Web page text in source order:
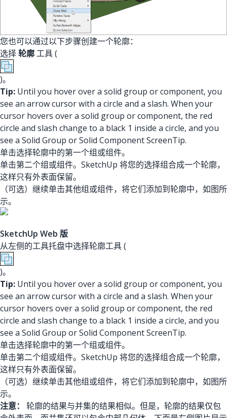
您也可以通过以下步骤创建一个轮廓：
选择轮廓工具 (
)。
Tip: Until you hover over a solid group or component, you
see an arrow cursor with a circle and a slash. When your
cursor hovers over a solid group or component, the red
circle and slash change to a black 1 inside a circle, and you
see a Solid Group or Solid Component ScreenTip.
单击选择轮廓中的第一个组或组件。
单击第二个组或组件。SketchUp 将您的选择组合成一个轮廓，
这样只有外表面保留。
（可选）继续单击其他组或组件，将它们添加到轮廓中，如图所
示。
SketchUp Web 版
从左侧的工具托盘中选择轮廓工具 (
)。
Tip: Until you hover over a solid group or component, you
see an arrow cursor with a circle and a slash. When your
cursor hovers over a solid group or component, the red
circle and slash change to a black 1 inside a circle, and you
see a Solid Group or Solid Component ScreenTip.
单击选择轮廓中的第一个组或组件。
单击第二个组或组件。SketchUp 将您的选择组合成一个轮廓，
这样只有外表面保留。
（可选）继续单击其他组或组件，将它们添加到轮廓中，如图所
示。
注意：
轮廓的结果与并集的结果相似。但是，轮廓的结果仅包